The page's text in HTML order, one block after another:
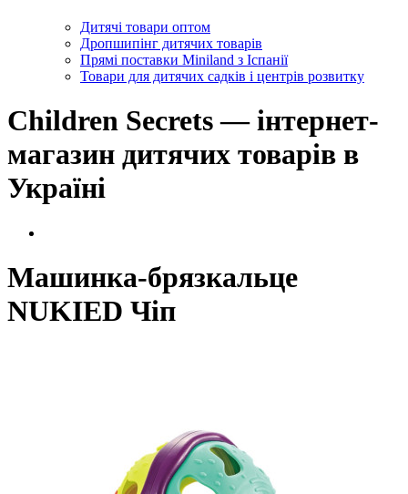
Дитячі товари оптом
Дропшипінг дитячих товарів
Прямі поставки Miniland з Іспанії
Товари для дитячих садків і центрів розвитку
Children Secrets — інтернет-
магазин дитячих товарів в
Україні
Машинка-брязкальце
NUKIED Чіп